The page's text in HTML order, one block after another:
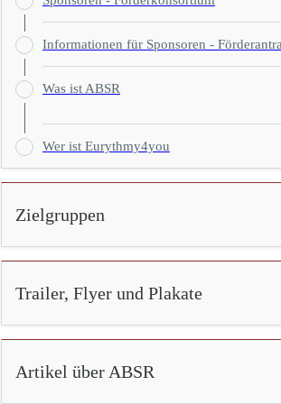
Informationen für Sponsoren -
Was ist ABSR
Wer ist Eurythmy4you
Zielgruppen
Trailer, Flyer und Plakate
Artikel über ABSR